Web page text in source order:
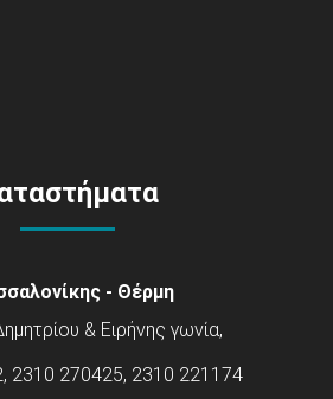
- Θέρμη
& Ειρήνης γωνία,
2310 270425, 2310 221174